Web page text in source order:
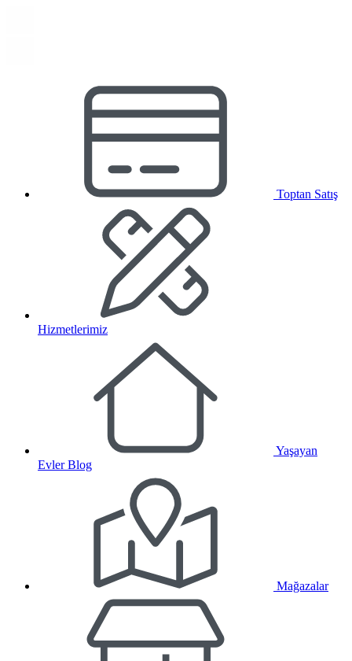
Toptan Satış
Hizmetlerimiz
Yaşayan
Evler Blog
Mağazalar